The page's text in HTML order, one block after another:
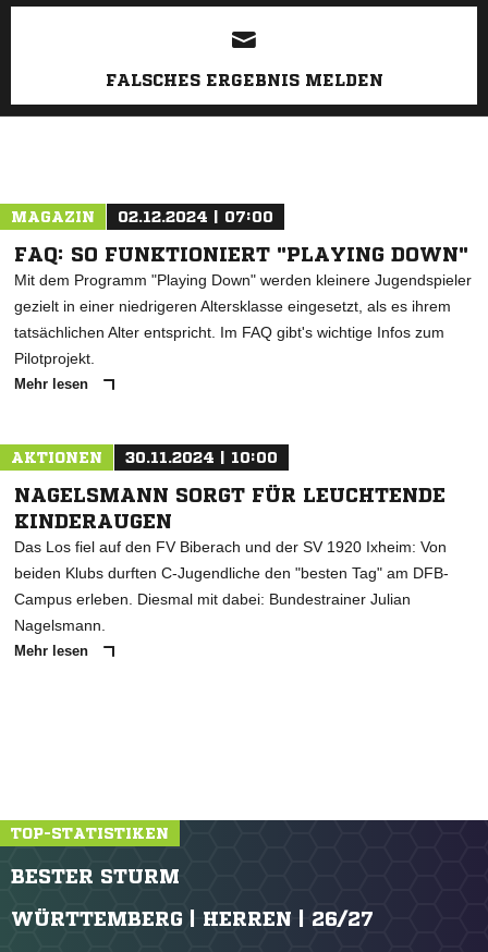
ANZEIGE
FALSCHES ERGEBNIS MELDEN
MAGAZIN 02.12.2024 | 07:00
FAQ: SO FUNKTIONIERT "PLAYING DOWN"
Mit dem Programm "Playing Down" werden kleinere Jugendspieler
gezielt in einer niedrigeren Altersklasse eingesetzt, als es ihrem
tatsächlichen Alter entspricht. Im FAQ gibt's wichtige Infos zum
Pilotprojekt.
Mehr lesen
AKTIONEN 30.11.2024 | 10:00
NAGELSMANN SORGT FÜR LEUCHTENDE
KINDERAUGEN
Das Los fiel auf den FV Biberach und der SV 1920 Ixheim: Von
beiden Klubs durften C-Jugendliche den "besten Tag" am DFB-
Campus erleben. Diesmal mit dabei: Bundestrainer Julian
Nagelsmann.
Mehr lesen
TOP-STATISTIKEN
BESTER STURM
WÜRTTEMBERG | HERREN | 26/27